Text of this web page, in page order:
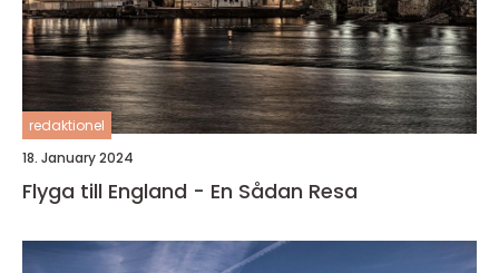
redaktionel
18. January 2024
Flyga till England - En Sådan Resa